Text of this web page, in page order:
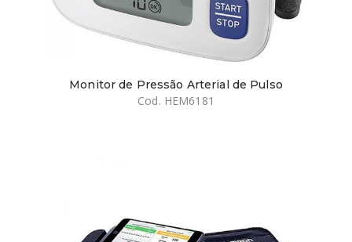
Monitor de Pressão Arterial de Pulso
Cod. HEM6181